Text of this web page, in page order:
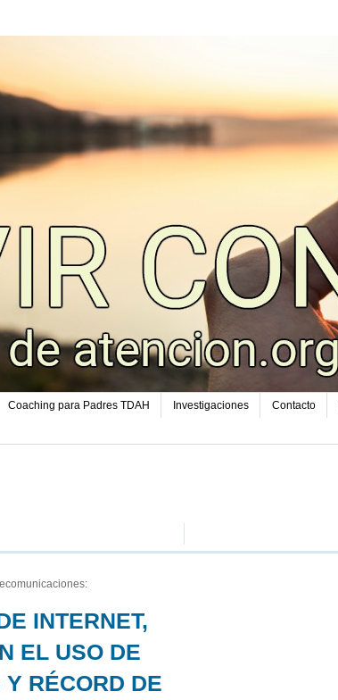
Coaching para Padres TDAH Investigaciones Contacto
INTERNET,
EL USO DE
RÉCORD DE